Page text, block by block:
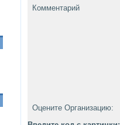
Комментарий
Оцените Организацию: